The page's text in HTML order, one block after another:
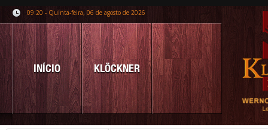
09:20 - Quinta-feira, 06 de agosto de 2026
INÍCIO KLÖCKNER